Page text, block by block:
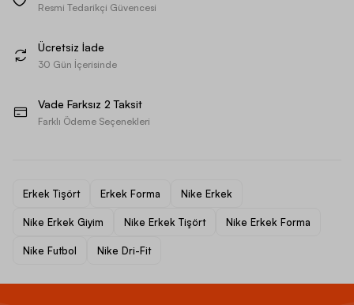
Resmi Tedarikçi Güvencesi
Ücretsiz İade
30 Gün İçerisinde
Vade Farksız 2 Taksit
Farklı Ödeme Seçenekleri
Erkek Tişört Erkek Forma Nike Erkek
Nike Erkek Giyim Nike Erkek Tişört Nike Erkek Forma
Nike Futbol Nike Dri-Fit